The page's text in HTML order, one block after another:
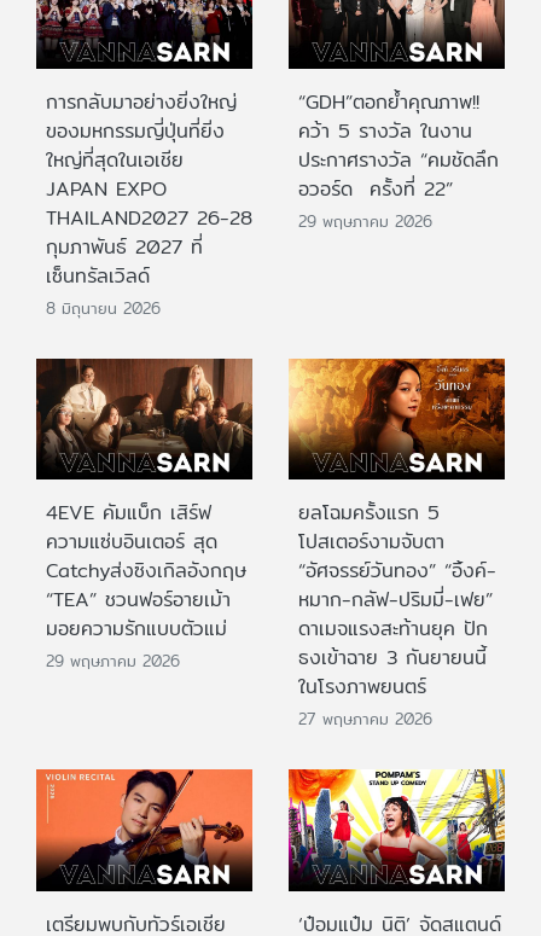
การกลับมาอย่างยิ่งใหญ่
ของมหกรรมญี่ปุ่นที่ยิ่ง
ใหญ่ที่สุดในเอเชีย
JAPAN EXPO
THAILAND2027 26-28
กุมภาพันธ์ 2027 ที่
เซ็นทรัลเวิลด์
8 มิถุนายน 2026
“GDH”ตอกย้ำคุณภาพ!!
คว้า 5 รางวัล ในงาน
ประกาศรางวัล “คมชัดลึก
อวอร์ด ครั้งที่ 22”
29 พฤษภาคม 2026
4EVE คัมแบ็ก เสิร์ฟ
ความแซ่บอินเตอร์ สุด
Catchyส่งซิงเกิลอังกฤษ
“TEA” ชวนฟอร์อายเม้า
มอยความรักแบบตัวแม่
29 พฤษภาคม 2026
ยลโฉมครั้งแรก 5
โปสเตอร์งามจับตา
“อัศจรรย์วันทอง” “อิ้งค์-
หมาก-กลัฟ-ปริมมี่-เฟย”
ดาเมจแรงสะท้านยุค ปัก
ธงเข้าฉาย 3 กันยายนนี้
ในโรงภาพยนตร์
27 พฤษภาคม 2026
เตรียมพบกับทัวร์เอเชีย ‘ป๋อมแป๋ม นิติ’ จัดสแตนด์